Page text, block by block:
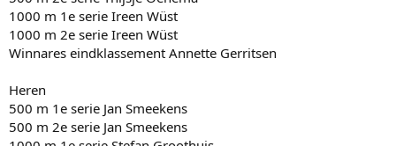
1000 m 1e serie Ireen Wüst
1000 m 2e serie Ireen Wüst
Winnares eindklassement Annette Gerritsen
Heren
500 m 1e serie Jan Smeekens
500 m 2e serie Jan Smeekens